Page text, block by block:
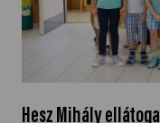
Hesz Mihály